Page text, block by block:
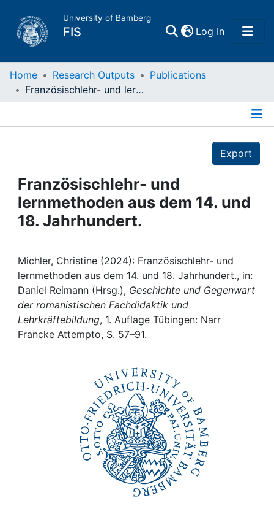
University of Bamberg
FIS Log In(current)
Home
Projects
People
Awards
My FIS
Help
Home Research Outputs
Publications
Französischlehr- und lernmethoden aus dem 14. und 18. Jahrhundert.
Export
Französischlehr- und
lernmethoden aus dem 14. und
18. Jahrhundert.
Michler, Christine (2024): Französischlehr- und
lernmethoden aus dem 14. und 18. Jahrhundert., in:
Daniel Reimann (Hrsg.), Geschichte und Gegenwart
der romanistischen Fachdidaktik und
Lehrkräftebildung, 1. Auflage Tübingen: Narr
Francke Attempto, S. 57–91.